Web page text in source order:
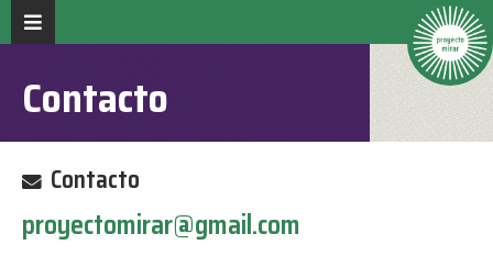
Contacto
Contacto
proyectomirar@gmail.com